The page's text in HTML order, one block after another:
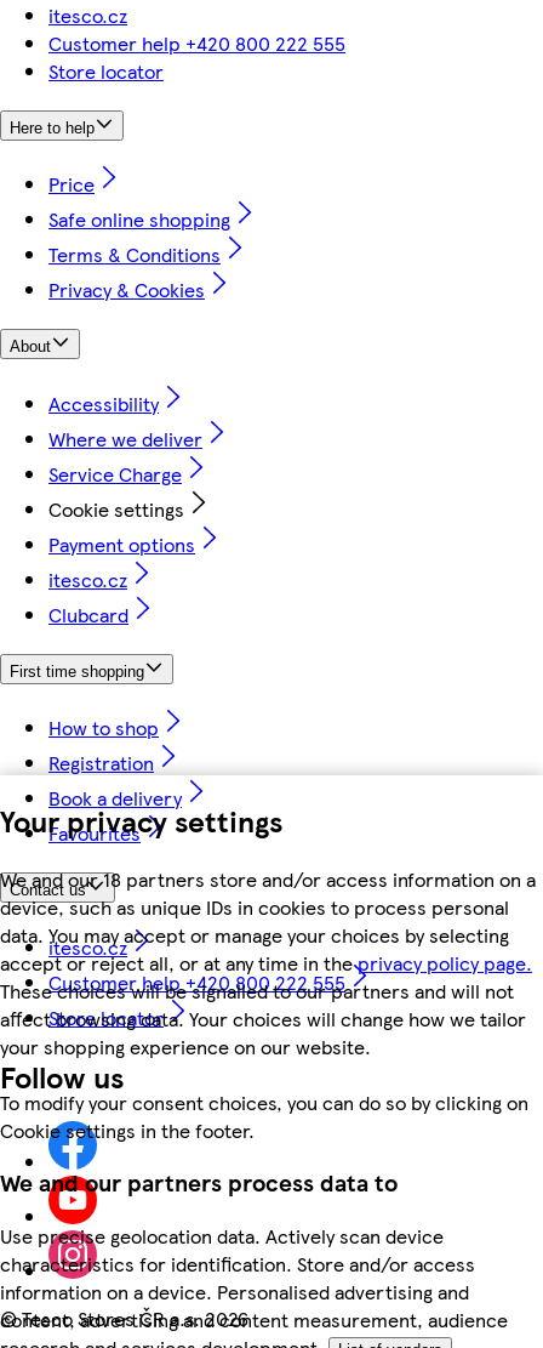
Your privacy settings
We and our 18 partners store and/or access information on a
device, such as unique IDs in cookies to process personal
data. You may accept or manage your choices by selecting
accept or reject all, or at any time in theprivacy policy page.
These choices will be signalled to our partners and will not
affect browsing data. Your choices will change how we tailor
your shopping experience on our website.
To modify your consent choices, you can do so by clicking on
Cookie settings in the footer.
We and our partners process data to
Use precise geolocation data. Actively scan device
characteristics for identification. Store and/or access
information on a device. Personalised advertising and
content, advertising and content measurement, audience
itesco.cz
Customer help +420 800 222 555
Store locator
Here to help
Price
Safe online shopping
Terms & Conditions
Privacy & Cookies
About
Accessibility
Where we deliver
Service Charge
Cookie settings
Payment options
itesco.cz
Clubcard
First time shopping
How to shop
Registration
Book a delivery
Favourites
Contact us
itesco.cz
Customer help +420 800 222 555
Store locator
Follow us
©Tesco Stores ČR a.s. 2026